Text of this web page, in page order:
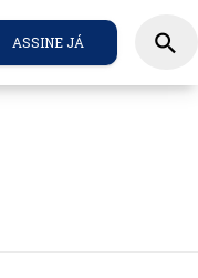
ASSINE JÁ search